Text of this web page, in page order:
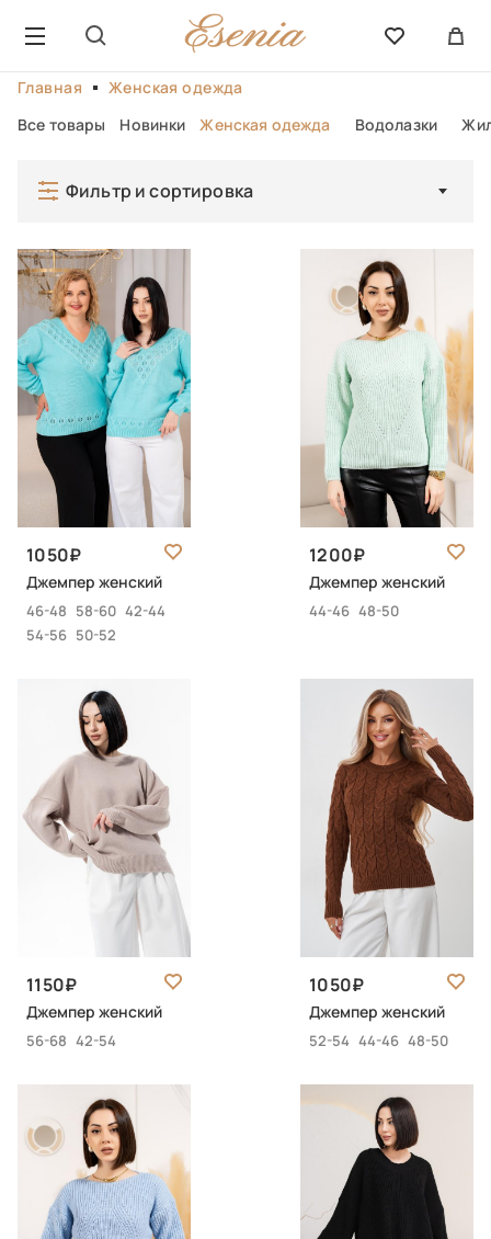
Главная
Женская одежда
Все товары
Новинки Женская одежда Водолазки
Фильтр и сортировка
1050
Джемпер женский
46-48 58-60 42-44
54-56 50-52
1200
Джемпер женский
44-46 48-50
1150
Джемпер женский
56-68 42-54
1050
Джемпер женский
52-54 44-46 48-50